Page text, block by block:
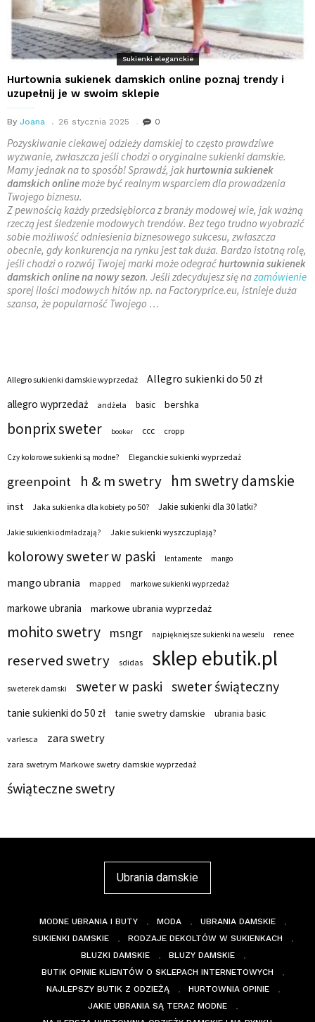
Sukienki eleganckie
Hurtownia sukienek damskich online poznaj trendy i
uzupełnij je w swoim sklepie
By Joana 26 stycznia 2025 0
Pozyskiwanie ciekawej odzieży damskiej to często prawdziwe
wyzwanie, zwłaszcza jeśli chodzi o oryginalne sukienki damskie.
Mamy jednak na to sposób! Sprawdź, jakhurtowniasukienek
damskich onlinemoże być realnym wsparciem dla prowadzenia
Twojego biznesu.
Z pewnością każdy przedsiębiorca z branży modowej wie, jak ważną
rzeczą jest śledzenie modowych trendów. Bez tego trudno wyobrazić
sobie możliwość odniesienia biznesowego sukcesu, zwłaszcza
obecnie, gdy konkurencja na rynku jest tak duża. Bardzo istotną rolę,
jeśli chodzi o rozwój Twojej marki może odegraćhurtownia sukienek
damskich online na nowy sezon. Jeśli zdecydujesz się nazamówienie
sporej ilości modowych hitów np. na Factoryprice.eu, istnieje duża
szansa, że popularność Twojego …
Allegro sukienki damskie wyprzedaż
Allegro sukienki do 50 zł
allegro wyprzedaż
andżela basic bershka
bonprix sweter booker ccc cropp
Czy kolorowe sukienki są modne? Eleganckie sukienki wyprzedaż
greenpoint h & m swetry hm swetry damskie
inst Jaka sukienka dla kobiety po 50? Jakie sukienki dla 30 latki?
Jakie sukienki odmładzają? Jakie sukienki wyszczuplają?
kolorowy sweter w paski lentamente mango
mango ubrania mapped markowe sukienki wyprzedaż
markowe ubrania markowe ubrania wyprzedaż
mohito swetry msngr najpiękniejsze sukienki na weselu renee
reserved swetry sdidas sklep ebutik.pl
sweterek damski sweter w paski sweter świąteczny
tanie sukienki do 50 zł tanie swetry damskie ubrania basic
varlesca zara swetry
zara swetrym Markowe swetry damskie wyprzedaż
świąteczne swetry
Ubrania damskie
MODNE UBRANIA I BUTY MODA
UBRANIA DAMSKIE
SUKIENKI DAMSKIE
RODZAJE DEKOLTÓW W SUKIENKACH
BLUZKI DAMSKIE
BLUZY DAMSKIE
BUTIK OPINIE KLIENTÓW O SKLEPACH INTERNETOWYCH
NAJLEPSZY BUTIK Z ODZIEŻĄ
HURTOWNIA OPINIE
JAKIE UBRANIA SĄ TERAZ MODNE